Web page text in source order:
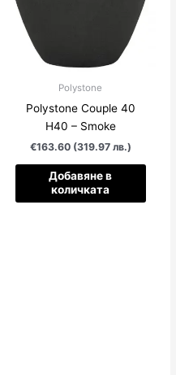
Polystone
Polystone Couple 40
Н40 – Smoke
€163.60 (319.97 лв.)
Добавяне в
количката